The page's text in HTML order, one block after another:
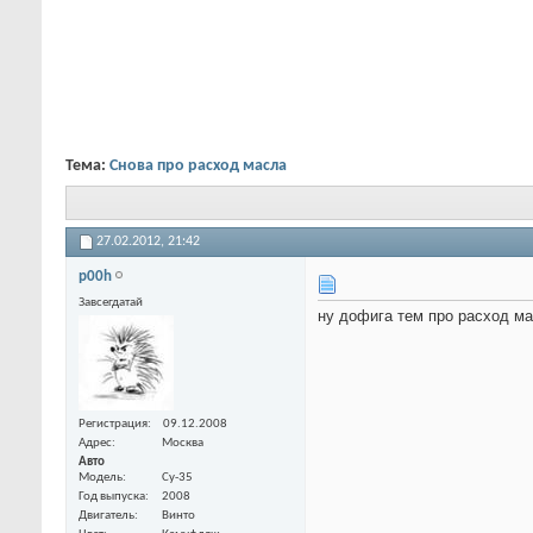
Тема: Снова про расход масла
27.02.2012, 21:42
p00h
Завсегдатай
Регистрация
09.12.2008
Адрес
Москва
Авто
Модель
Су-35
Год выпуска
2008
Двигатель
Винто
ну дофига тем про расход